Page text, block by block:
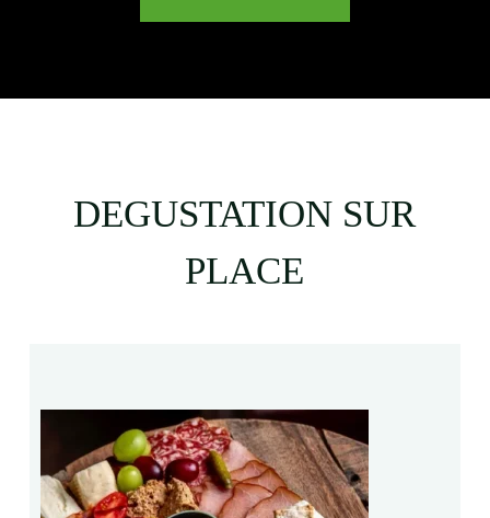
DEGUSTATION SUR
PLACE